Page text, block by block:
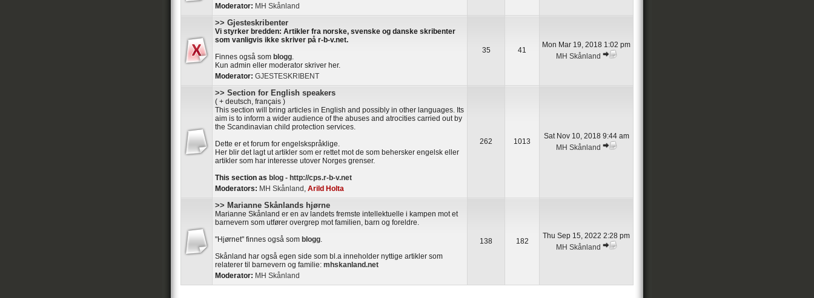
Moderator: MH Skånland
>> Gjesteskribenter
Vi styrker bredden: Artikler fra norske, svenske og danske skribenter
som vanligvis ikke skriver på r-b-v.net.
Finnes også som blogg.
Kun admin eller moderator skriver her.
Moderator: GJESTESKRIBENT
35 41
Mon Mar 19, 2018 1:02 pm
MH Skånland
>> Section for English speakers
( + deutsch, français )
This section will bring articles in English and possibly in other languages. Its
aim is to inform a wider audience of the abuses and atrocities carried out by
the Scandinavian child protection services.
Dette er et forum for engelskspråklige.
Her blir det lagt ut artikler som er rettet mot de som behersker engelsk eller
artikler som har interesse utover Norges grenser.
This section as blog - http://cps.r-b-v.net
Moderators: MH Skånland , Arild Holta
262 1013
Sat Nov 10, 2018 9:44 am
MH Skånland
>> Marianne Skånlands hjørne
Marianne Skånland er en av landets fremste intellektuelle i kampen mot et
barnevern som utfører overgrep mot familien, barn og foreldre.
"Hjørnet" finnes også som blogg.
Skånland har også egen side som bl.a inneholder nyttige artikler som
relaterer til barnevern og familie: mhskanland.net
Moderator: MH Skånland
138 182
Thu Sep 15, 2022 2:28 pm
MH Skånland